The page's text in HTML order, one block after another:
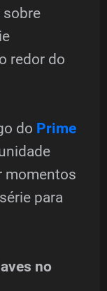
sobre
redor do
do Prime
momentos
para
no